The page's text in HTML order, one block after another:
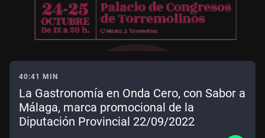
40:41 MIN
La Gastronomía en Onda Cero, con Sabor a
Málaga, marca promocional de la
Diputación Provincial 22/09/2022